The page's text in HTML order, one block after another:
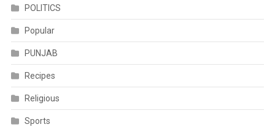
POLITICS
Popular
PUNJAB
Recipes
Religious
Sports